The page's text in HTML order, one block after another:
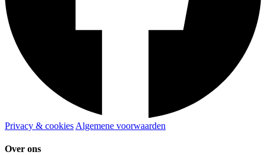
Privacy & cookies Algemene voorwaarden
Over ons